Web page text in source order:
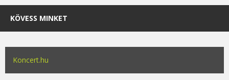
KÖVESS MINKET
Koncert.hu